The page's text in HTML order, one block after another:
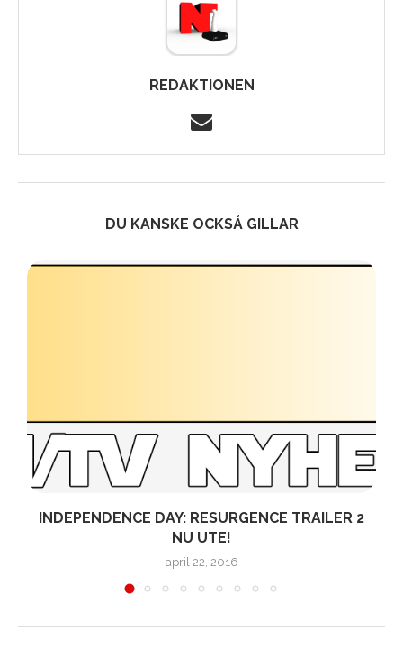
REDAKTIONEN
DU KANSKE OCKSÅ GILLAR
INDEPENDENCE DAY: RESURGENCE TRAILER 2
NU UTE!
april 22, 2016